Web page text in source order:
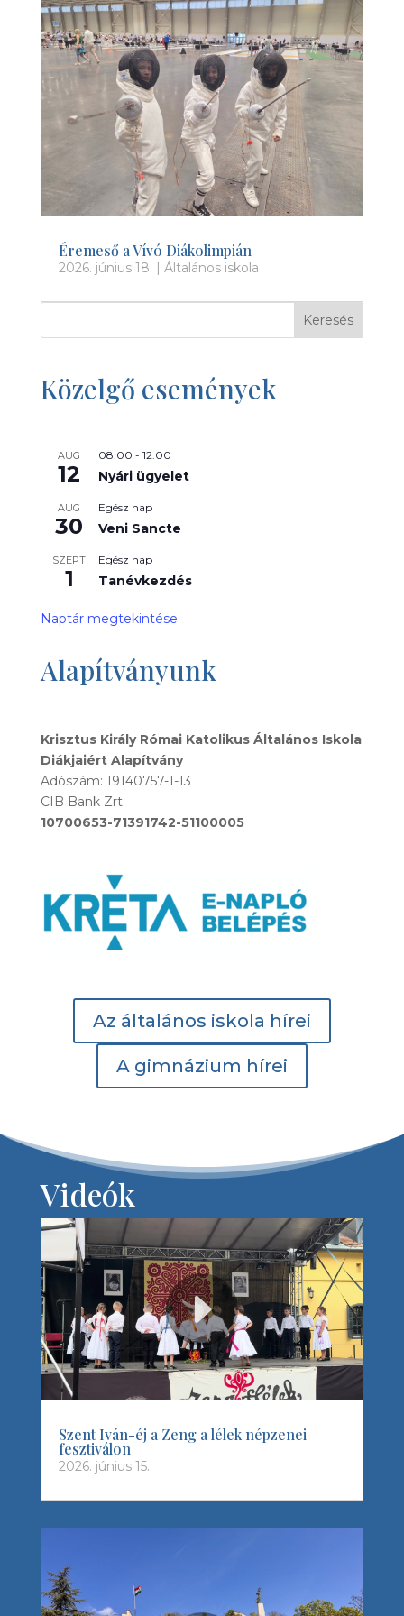
Éremeső a Vívó Diákolimpián
2026. június 18. Általános iskola
Keresés
Közelgő események
AUG
12
08:00 - 12:00
Nyári ügyelet
AUG
30
Egész nap
Veni Sancte
SZEPT
1
Egész nap
Tanévkezdés
Naptár megtekintése
Alapítványunk
Krisztus Király Római Katolikus Általános Iskola
Diákjaiért Alapítvány
Adószám: 19140757-1-13
CIB Bank Zrt.
10700653-71391742-51100005
Az általános iskola hírei
A gimnázium hírei
Videók
Szent Iván-éj a Zeng a lélek népzenei
fesztiválon
2026. június 15.